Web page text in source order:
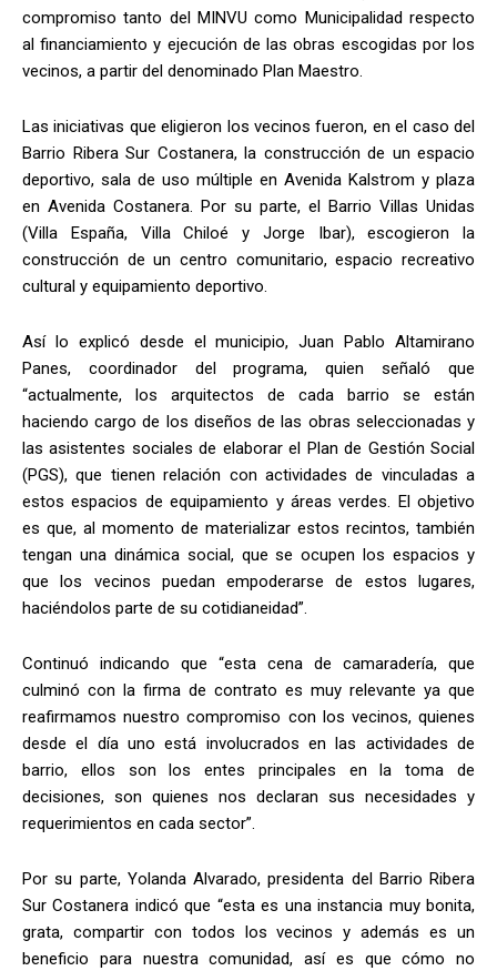
compromiso tanto del MINVU como Municipalidad respecto
al financiamiento y ejecución de las obras escogidas por los
vecinos, a partir del denominado Plan Maestro.
Las iniciativas que eligieron los vecinos fueron, en el caso del
Barrio Ribera Sur Costanera, la construcción de un espacio
deportivo, sala de uso múltiple en Avenida Kalstrom y plaza
en Avenida Costanera. Por su parte, el Barrio Villas Unidas
(Villa España, Villa Chiloé y Jorge Ibar), escogieron la
construcción de un centro comunitario, espacio recreativo
cultural y equipamiento deportivo.
Así lo explicó desde el municipio, Juan Pablo Altamirano
Panes, coordinador del programa, quien señaló que
“actualmente, los arquitectos de cada barrio se están
haciendo cargo de los diseños de las obras seleccionadas y
las asistentes sociales de elaborar el Plan de Gestión Social
(PGS), que tienen relación con actividades de vinculadas a
estos espacios de equipamiento y áreas verdes. El objetivo
es que, al momento de materializar estos recintos, también
tengan una dinámica social, que se ocupen los espacios y
que los vecinos puedan empoderarse de estos lugares,
haciéndolos parte de su cotidianeidad”.
Continuó indicando que “esta cena de camaradería, que
culminó con la firma de contrato es muy relevante ya que
reafirmamos nuestro compromiso con los vecinos, quienes
desde el día uno está involucrados en las actividades de
barrio, ellos son los entes principales en la toma de
decisiones, son quienes nos declaran sus necesidades y
requerimientos en cada sector”.
Por su parte, Yolanda Alvarado, presidenta del Barrio Ribera
Sur Costanera indicó que “esta es una instancia muy bonita,
grata, compartir con todos los vecinos y además es un
beneficio para nuestra comunidad, así es que cómo no